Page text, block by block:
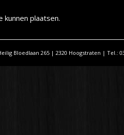
kunnen plaatsen.
Bloedlaan 265 | 2320 Hoogstraten | Tel.: